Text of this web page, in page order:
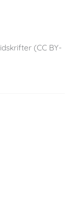
(CC BY-